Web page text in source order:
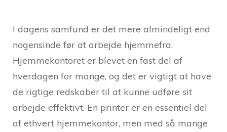
I dagens samfund er det mere almindeligt end
nogensinde før at arbejde hjemmefra.
Hjemmekontoret er blevet en fast del af
hverdagen for mange, og det er vigtigt at have
de rigtige redskaber til at kunne udføre sit
arbejde effektivt. En printer er en essentiel del
af ethvert hjemmekontor, men med så mange